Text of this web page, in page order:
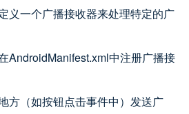
义一个广播接收器来处理特定的广
AndroidManifest.xml中注册广播接
方（如按钮点击事件中）发送广